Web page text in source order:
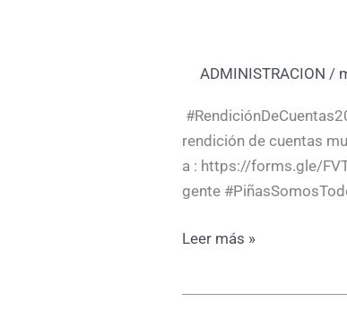
ADMINISTRACION /
rendición de cuentas
a : https://forms.gle/
gente
Leer más »